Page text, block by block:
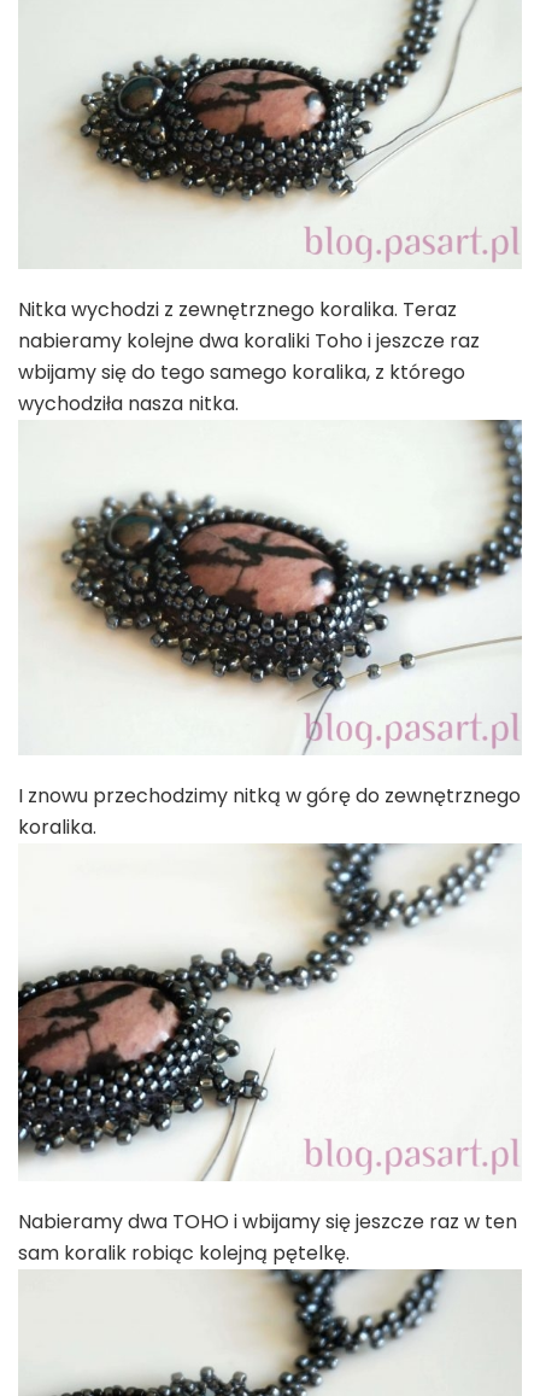
Nitka wychodzi z zewnętrznego koralika. Teraz
nabieramy kolejne dwa koraliki Toho i jeszcze raz
wbijamy się do tego samego koralika, z którego
wychodziła nasza nitka.
I znowu przechodzimy nitką w górę do zewnętrznego
koralika.
Nabieramy dwa TOHO i wbijamy się jeszcze raz w ten
sam koralik robiąc kolejną pętelkę.